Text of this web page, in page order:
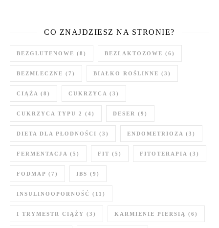
CO ZNAJDZIESZ NA STRONIE?
BEZGLUTENOWE (8) BEZLAKTOZOWE (6)
BEZMLECZNE (7) BIAŁKO ROŚLINNE (3)
CIĄŻA (8) CUKRZYCA (3)
CUKRZYCA TYPU 2 (4) DESER (9)
DIETA DLA PŁODNOŚCI (3) ENDOMETRIOZA (3)
FERMENTACJA (5) FIT (5) FITOTERAPIA (3)
FODMAP (7) IBS (9)
INSULINOOPORNOŚĆ (11)
I TRYMESTR CIĄŻY (3) KARMIENIE PIERSIĄ (6)